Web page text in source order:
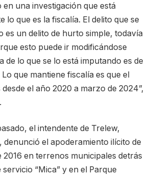
una investigación que está
lo que es la fiscalía. El delito que se
es un delito de hurto simple, todavía
esto puede ir modificándose
de lo que se lo está imputando es de
que mantiene fiscalía es que el
el año 2020 a marzo de 2024”,
el intendente de Trelew,
el apoderamiento ilícito de
2016 en terrenos municipales detrás
“Mica” y en el Parque